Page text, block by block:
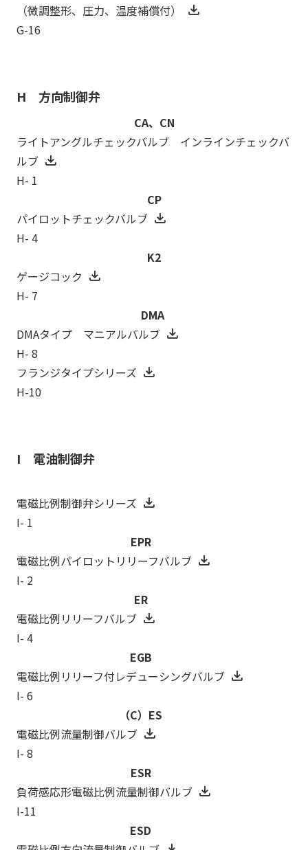
（微調整形、圧力、温度補償付）
G-16
H 方向制御弁
CA、CN
ライトアングルチェックバルブ インラインチェックバ
ルブ
H- 1
CP
パイロットチェックバルブ
H- 4
K2
ゲージコック
H- 7
DMA
DMAタイプ マニアルバルブ
H- 8
フランジタイプシリーズ
H-10
I 電油制御弁
電磁比例制御弁シリーズ
I- 1
EPR
電磁比例パイロットリリーフバルブ
I- 2
ER
電磁比例リリーフバルブ
I- 4
EGB
電磁比例リリーフ付レデューシングバルブ
I- 6
（C）ES
電磁比例流量制御バルブ
I- 8
ESR
負荷感応形電磁比例流量制御バルブ
I-11
ESD